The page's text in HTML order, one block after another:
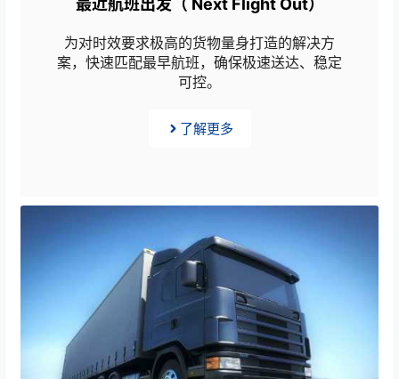
最近航班出发（ Next Flight Out）
为对时效要求极高的货物量身打造的解决方
案，快速匹配最早航班，确保极速送达、稳定
可控。
了解更多